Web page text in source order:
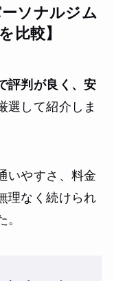
ソナルジム
比較】
評判が良く、安
選して紹介しま
いやすさ、料金
理なく続けられ